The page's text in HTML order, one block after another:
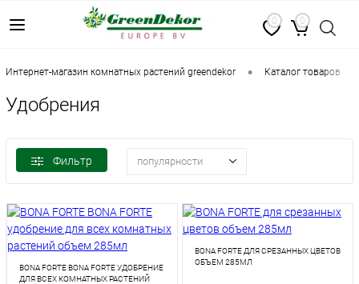
0 0
интернет-магазин комнатных растений greendekor • каталог товаров
Удобрения
Фильтр популярности
BONA FORTE BONA FORTE УДОБРЕНИЕ
ДЛЯ ВСЕХ КОМНАТНЫХ РАСТЕНИЙ
BONA FORTE ДЛЯ СРЕЗАННЫХ ЦВЕТОВ
ОБЪЕМ 285МЛ